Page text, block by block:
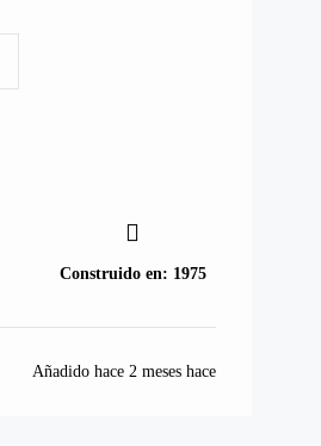
Construido en: 1975
Añadido hace 2 meses hace